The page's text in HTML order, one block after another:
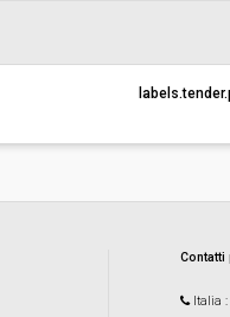
Italia